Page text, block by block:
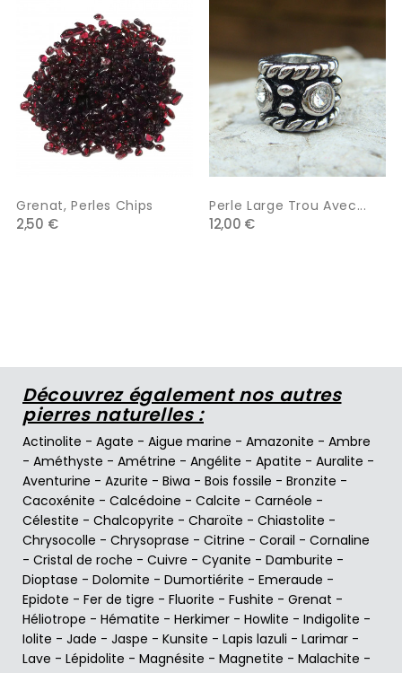
Grenat, Perles Chips
2,50 €
Perle Large Trou Avec...
12,00 €
Découvrez également nos autres
pierres naturelles :
Actinolite - Agate - Aigue marine - Amazonite - Ambre
- Améthyste - Amétrine - Angélite - Apatite - Auralite -
Aventurine - Azurite - Biwa - Bois fossile - Bronzite -
Cacoxénite - Calcédoine - Calcite - Carnéole -
Célestite - Chalcopyrite - Charoïte - Chiastolite -
Chrysocolle - Chrysoprase - Citrine - Corail - Cornaline
- Cristal de roche - Cuivre - Cyanite - Damburite -
Dioptase - Dolomite - Dumortiérite - Emeraude -
Epidote - Fer de tigre - Fluorite - Fushite - Grenat -
Héliotrope - Hématite - Herkimer - Howlite - Indigolite -
Iolite - Jade - Jaspe - Kunsite - Lapis lazuli - Larimar -
Lave - Lépidolite - Magnésite - Magnetite - Malachite -